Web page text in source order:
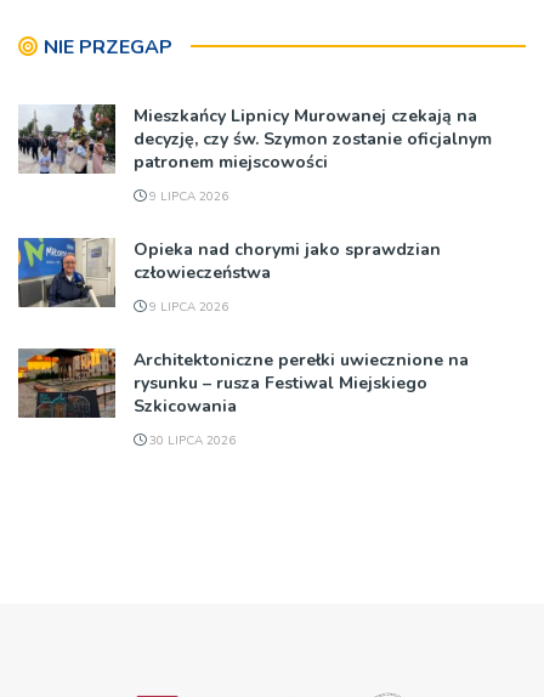
NIE PRZEGAP
Mieszkańcy Lipnicy Murowanej czekają na
decyzję, czy św. Szymon zostanie oficjalnym
patronem miejscowości
9 LIPCA 2026
Opieka nad chorymi jako sprawdzian
człowieczeństwa
9 LIPCA 2026
Architektoniczne perełki uwiecznione na
rysunku – rusza Festiwal Miejskiego
Szkicowania
30 LIPCA 2026